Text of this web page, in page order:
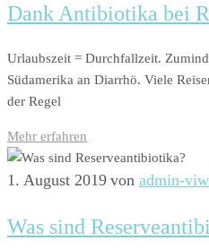
Dank Antibiotika bei
Urlaubszeit = Durchfallzeit.
Südamerika an Diarrhö. Viele
der Regel
Mehr erfahren
1. August 2019 von admin-
Was sind